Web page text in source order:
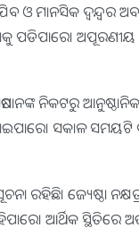
ଓ ମାନସିକ ଦ୍ୱନ୍ଦ୍ୱର
ପଡିପାରେ। ଅପୂରଣୀୟ
ନିକଟରୁ
ସକାଳ
ରହିଛି। ଜ୍ୟେଷ୍ଠା
ଆର୍ଥିକ